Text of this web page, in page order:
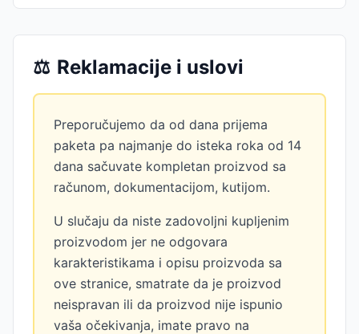
⚖️ Reklamacije i uslovi
Preporučujemo da od dana prijema
paketa pa najmanje do isteka roka od 14
dana sačuvate kompletan proizvod sa
računom, dokumentacijom, kutijom.
U slučaju da niste zadovoljni kupljenim
proizvodom jer ne odgovara
karakteristikama i opisu proizvoda sa
ove stranice, smatrate da je proizvod
neispravan ili da proizvod nije ispunio
vaša očekivanja, imate pravo na